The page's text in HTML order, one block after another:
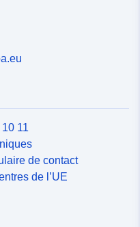
11
de contact
de l’UE